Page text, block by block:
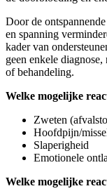
Door de
en spanning
kader van
geen enkele
of behandeling.
Welke mogelijke
Zweten
Hoofdpijn/
Slaperigheid
Emotionele
Welke mogelijke